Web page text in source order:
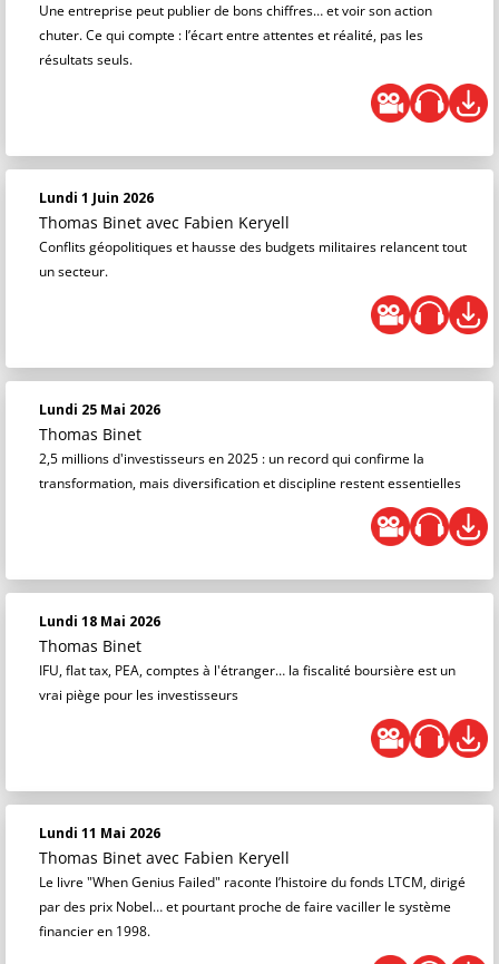
Une entreprise peut publier de bons chiffres… et voir son action
chuter. Ce qui compte : l’écart entre attentes et réalité, pas les
résultats seuls.
Lundi 1 Juin 2026
Thomas Binet avec Fabien Keryell
Conflits géopolitiques et hausse des budgets militaires relancent tout
un secteur.
Lundi 25 Mai 2026
Thomas Binet
2,5 millions d'investisseurs en 2025 : un record qui confirme la
transformation, mais diversification et discipline restent essentielles
Lundi 18 Mai 2026
Thomas Binet
IFU, flat tax, PEA, comptes à l'étranger… la fiscalité boursière est un
vrai piège pour les investisseurs
Lundi 11 Mai 2026
Thomas Binet avec Fabien Keryell
Le livre "When Genius Failed" raconte l’histoire du fonds LTCM, dirigé
par des prix Nobel… et pourtant proche de faire vaciller le système
financier en 1998.